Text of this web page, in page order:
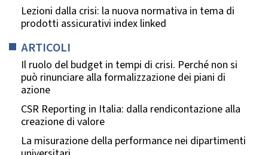
Lezioni dalla crisi: la nuova normativa in tema di
prodotti assicurativi index linked
ARTICOLI
Il ruolo del budget in tempi di crisi. Perché non si
può rinunciare alla formalizzazione dei piani di
azione
CSR Reporting in Italia: dalla rendicontazione alla
creazione di valore
La misurazione della performance nei dipartimenti